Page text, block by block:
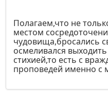
Полагаем,что не
местом
чудовища,бросались
осмеливался
стихией,то есть с
проповедей именно с